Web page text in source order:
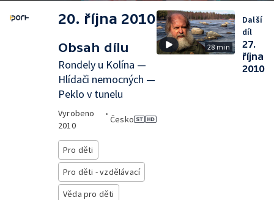
20. října 2010
Obsah dílu
Rondely u Kolína —
Hlídači nemocných —
Peklo v tunelu
Vyrobeno
2010
•
Česko
Pro děti
Pro děti - vzdělávací
Věda pro děti
28 min
Další
díl
27.
října
2010